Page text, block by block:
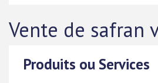
Vente de safran
Produits ou Services